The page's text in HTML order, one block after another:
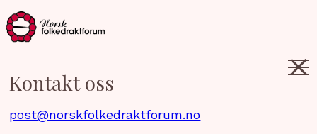
Kontakt oss
post@norskfolkedraktforum.no